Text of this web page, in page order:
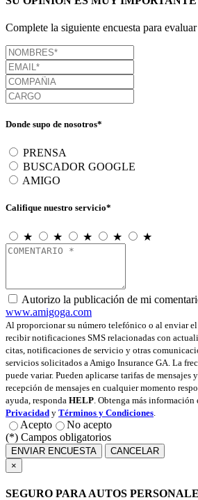
Complete la siguiente encuesta para
Donde supo de nosotros*
PRENSA
BUSCADOR GOOGLE
AMIGO
Califique nuestro servicio*
★ ★ ★ ★ ★
Autorizo la publicación de mi
www.amigoga.com
Al proporcionar su número telefónico o al enviar
recibir notificaciones SMS relacionadas con
citas, notificaciones de servicio y otras
servicios solicitados a Amigo Insurance GA. La
puede variar. Pueden aplicarse tarifas de mensajes
recepción de mensajes en cualquier momento
ayuda, responda HELP . Obtenga más información
Privacidad y Términos y Condiciones
Acepto
No acepto
(*) Campos obligatorios
ENVIAR ENCUESTA
CANCELAR
×
SEGURO PARA AUTOS